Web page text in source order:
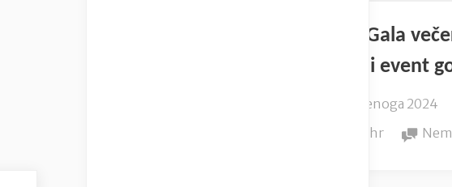
HELLO!Gala
,najbolji event
8. studenoga 2024
Obitelj.hr